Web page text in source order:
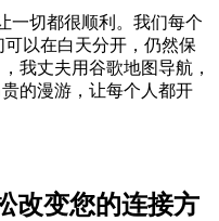
一切都很顺利。我们每个
以在白天分开，仍然保
我丈夫用谷歌地图导航，
的漫游，让每个人都开
改变您的连接方